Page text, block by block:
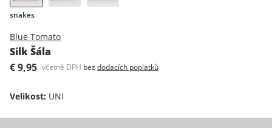
snakes
Blue Tomato
Silk Šála
€ 9,95 včetně DPH bez dodacích poplatků
Velikost: UNI